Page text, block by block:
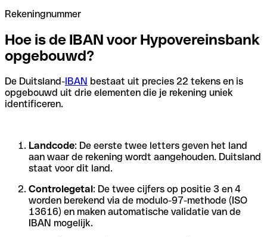
Rekeningnummer
Hoe is de IBAN voor Hypovereinsbank
opgebouwd?
De Duitsland-IBAN bestaat uit precies 22 tekens en is
opgebouwd uit drie elementen die je rekening uniek
identificeren.
Landcode: De eerste twee letters geven het land
aan waar de rekening wordt aangehouden. Duitsland
staat voor dit land.
Controlegetal: De twee cijfers op positie 3 en 4
worden berekend via de modulo-97-methode (ISO
13616) en maken automatische validatie van de
IBAN mogelijk.